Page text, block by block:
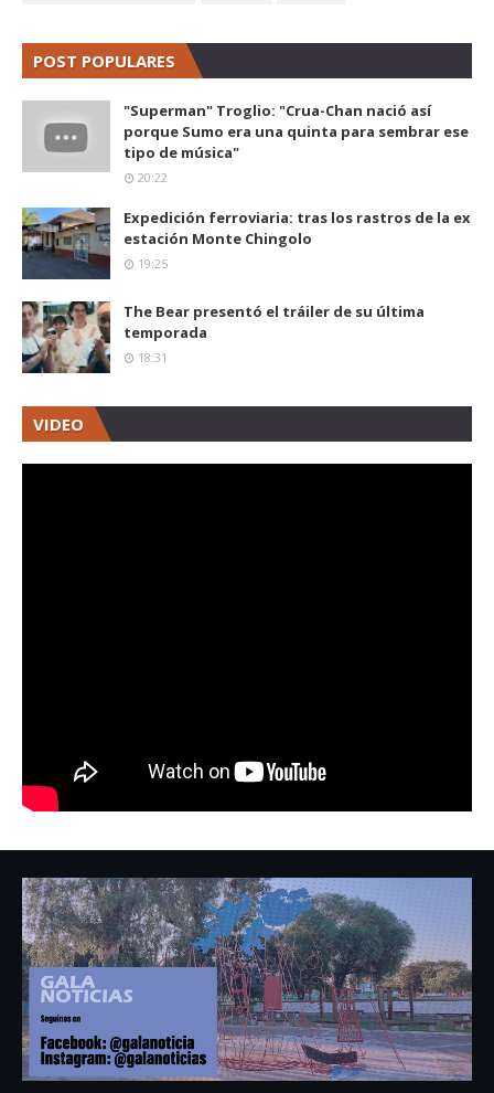
POST POPULARES
"Superman" Troglio: "Crua-Chan nació así
porque Sumo era una quinta para sembrar ese
tipo de música"
20:22
Expedición ferroviaria: tras los rastros de la ex
estación Monte Chingolo
19:25
The Bear presentó el tráiler de su última
temporada
18:31
VIDEO